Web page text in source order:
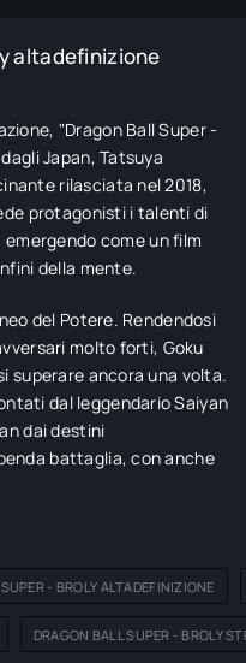
altadefinizione
"Dragon Ball Super -
Japan, Tatsuya
rilasciata nel 2018,
protagonisti i talenti di
emergendo come un film
della mente.
del Potere. Rendendosi
molto forti, Goku
superare ancora una volta.
dal leggendario Saiyan
dai destini
battaglia, con anche
- BROLY ALTADEFINIZIONE
DRAGON BALL SUPER - BROLY